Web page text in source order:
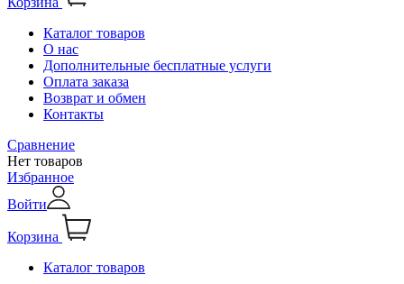
Каталог товаров
О нас
Дополнительные бесплатные услуги
Оплата заказа
Возврат и обмен
Контакты
Сравнение
Нет товаров
Избранное
Войти
Корзина
Каталог товаров